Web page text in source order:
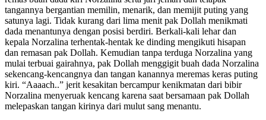
tangannya bergantian memilin, menarik, dan memijit puting yang
satunya lagi. Tidak kurang dari lima menit pak Dollah menikmati
dada menantunya dengan posisi berdiri. Berkali-kali lehar dan
kepala Norzalina terhentak-hentak ke dinding mengikuti hisapan
dan remasan pak Dollah. Kemudian tanpa terduga Norzalina yang
mulai terbuai gairahnya, pak Dollah menggigit buah dada Norzalina
sekencang-kencangnya dan tangan kanannya meremas keras puting
kiri. “Aaaach..” jerit kesakitan bercampur kenikmatan dari bibir
Norzalina menyeruak kencang karena saat bersamaan pak Dollah
melepaskan tangan kirinya dari mulut sang menantu.